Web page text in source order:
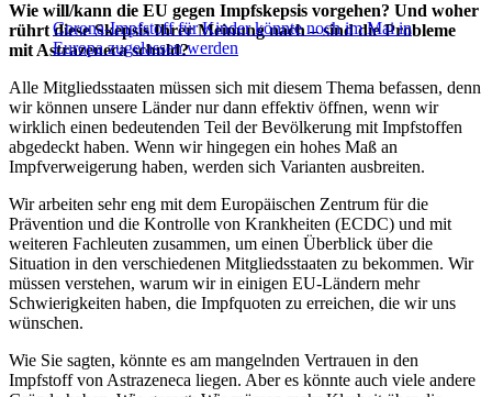
Corona-Impfstoff für Kinder könnte noch im Mai in
Europa zugelassen werden
Wie will/kann die EU gegen Impfskepsis vorgehen? Und woher
rührt diese Skepsis Ihrer Meinung nach – sind die Probleme
mit Astrazeneca schuld?
Alle Mitgliedsstaaten müssen sich mit diesem Thema befassen, denn
wir können unsere Länder nur dann effektiv öffnen, wenn wir
wirklich einen bedeutenden Teil der Bevölkerung mit Impfstoffen
abgedeckt haben. Wenn wir hingegen ein hohes Maß an
Impfverweigerung haben, werden sich Varianten ausbreiten.
Wir arbeiten sehr eng mit dem Europäischen Zentrum für die
Prävention und die Kontrolle von Krankheiten (ECDC) und mit
weiteren Fachleuten zusammen, um einen Überblick über die
Situation in den verschiedenen Mitgliedsstaaten zu bekommen. Wir
müssen verstehen, warum wir in einigen EU-Ländern mehr
Schwierigkeiten haben, die Impfquoten zu erreichen, die wir uns
wünschen.
Wie Sie sagten, könnte es am mangelnden Vertrauen in den
Impfstoff von Astrazeneca liegen. Aber es könnte auch viele andere